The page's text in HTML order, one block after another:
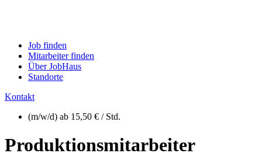
Job finden
Mitarbeiter finden
Über JobHaus
Standorte
Kontakt
(m/w/d) ab 15,50 € / Std.
Produktionsmitarbeiter